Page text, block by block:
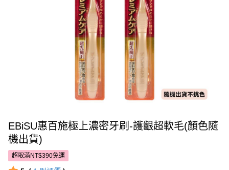
EBiSU惠百施極上濃密牙刷-護齦超軟毛(顏色隨
機出貨)
超取滿NT$390免運